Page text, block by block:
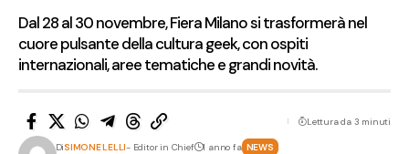
Dal 28 al 30 novembre, Fiera Milano si trasformerà nel
cuore pulsante della cultura geek, con ospiti
internazionali, aree tematiche e grandi novità.
DiSIMONE LELLI- Editor in Chief 1 anno fa NEWS
Lettura da 3 minuti